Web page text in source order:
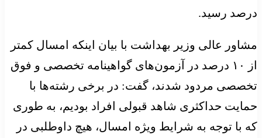
درصد رسید.
مشاور عالی وزیر بهداشت با بیان اینکه امسال کمتر
از ۱۰ درصد در آزمون‌های گواهینامه تخصصی و فوق
تخصصی مردود شدند، گفت: در برخی رشته‌ها با
حمایت حداکثری شاهد قبولی افراد بودیم، به طوری
که با توجه به شرایط ویژه امسال، هیچ داوطلبی در